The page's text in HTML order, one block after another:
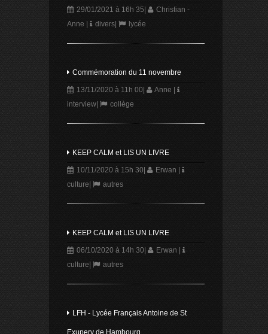
29/01/2021 à 16h 35
Christian -
Anne
divers| lycée
Commémoration du 11 novembre
13/11/2020 à 11h 00 Anne
interview| collège
KEEP CALM et LIS UN LIVRE
10/11/2020 à 15h 30 Erwan
culture
autres
KEEP CALM et LIS UN LIVRE
06/10/2020 à 14h 30| Erwan
culture
autres
LFH - Lycée Français Antoine de St
Exupery de Hambourg